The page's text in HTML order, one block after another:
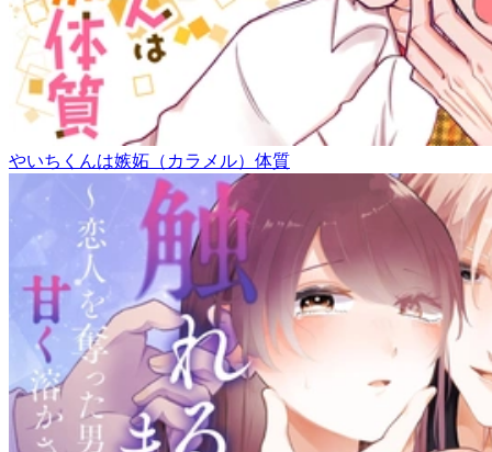
やいちくんは嫉妬（カラメル）体質